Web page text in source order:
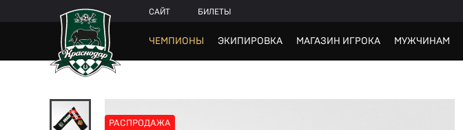
САЙТ БИЛЕТЫ
ЧЕМПИОНЫ ЭКИПИРОВКА МАГАЗИН ИГРОКА МУЖЧИНАМ
РАСПРОДАЖА